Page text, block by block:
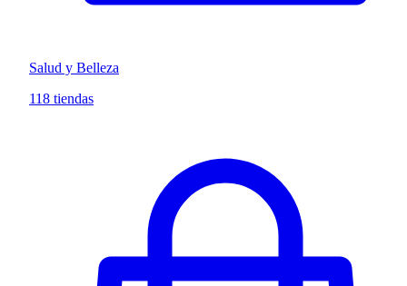
Salud y Belleza
118 tiendas